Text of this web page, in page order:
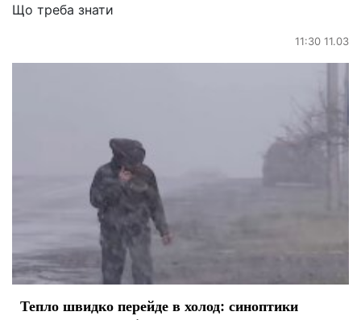
Що треба знати
11:30 11.03
Тепло швидко перейде в холод: синоптики